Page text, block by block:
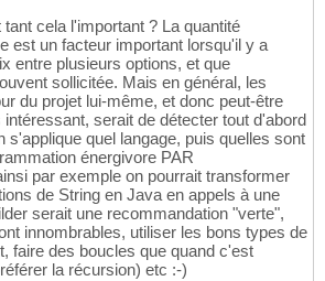
cela l'important ? La quantité
est un facteur important lorsqu'il y a
entre plusieurs options, et que
sollicitée. Mais en général, les
du projet lui-même, et donc peut-être
serait de détecter tout d'abord
s'applique quel langage, puis quelles sont
énergivore PAR
par exemple on pourrait transformer
de String en Java en appels à une
serait une recommandation "verte",
innombrables, utiliser les bons types de
faire des boucles que quand c'est
la récursion) etc :-)